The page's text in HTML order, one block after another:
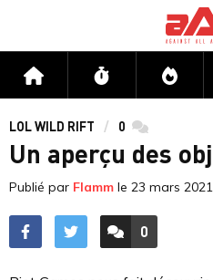
Accueil Flux
LOL WILD RIFT 0 commentaires
Un aperçu des
Publié par Flamm le 23 mars 2021
ACCÉDER
0